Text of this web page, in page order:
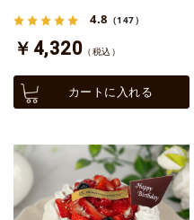
4.8 （147）
￥4,320 （税込）
カートに入れる